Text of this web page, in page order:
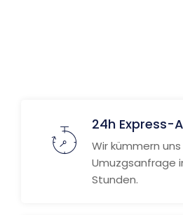
24h Express-
Wir kümmern
Umuzgsanfrage
Stunden.